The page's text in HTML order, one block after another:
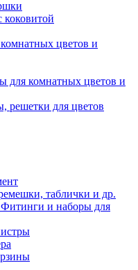
цветов и
для комнатных цветов и
решетки для цветов
таблички и др.
Фитинги и наборы для